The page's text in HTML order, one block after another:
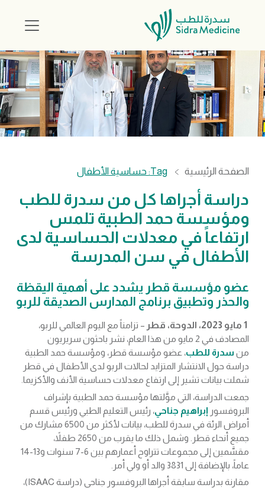
الصفحة الرئيسية Tag: حساسية الأطفال
دراسة أجراها كل من سدرة للطب
ومؤسسة حمد الطبية تلمس
ارتفاعاً في معدلات الحساسية لدى
الأطفال في سن المدرسة
عضو مؤسسة قطر يشدد على أهمية اليقظة
والحذر وتطبيق برنامج المدارس الصديقة للربو
1 مايو 2023، الدوحة، قطر
– تزامناً مع اليوم العالمي للربو،
المصادف في 2 مايو من هذا العام، نشر باحثون سريريون
من سدرة للطب، عضو مؤسسة قطر، ومؤسسة حمد الطبية
دراسة حول الانتشار المتزايد لحالات الربو لدى الأطفال في قطر
شملت بيانات تشير إلى ارتفاع معدلات حساسية الأنف والأكزيما.
جمعت الدراسة، التي موَّلتها مؤسسة حمد الطبية بإشراف
البروفسور إبراهيم جناحي، رئيس التعليم الطبي ورئيس قسم
أمراض الرئة في سدرة للطب، بيانات لأكثر من 6500 مشارك من
جميع أنحاء قطر. وشمل ذلك ما يقرب من 2650 طفلاً،
مقسَّمين إلى مجموعات تتراوح أعمارهم بين 6-7 سنوات و13-14
عاماً، بالإضافة إلى 3831 والد أو ولي أمر.
مقارنة بدراسة سابقة أجراها البروفسور جناحي (دراسة ISAAC)،